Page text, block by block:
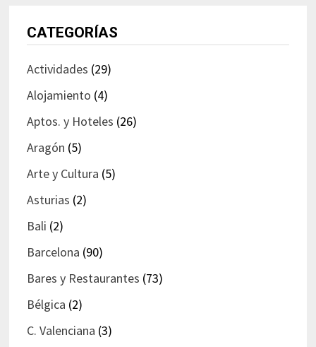
CATEGORÍAS
Actividades (29)
Alojamiento (4)
Aptos. y Hoteles (26)
Aragón (5)
Arte y Cultura (5)
Asturias (2)
Bali (2)
Barcelona (90)
Bares y Restaurantes (73)
Bélgica (2)
C. Valenciana (3)